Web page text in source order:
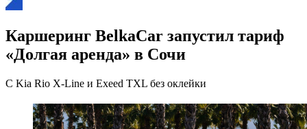
Каршеринг BelkaCar запустил тариф
«Долгая аренда» в Сочи
С Kia Rio X-Line и Exeed TXL без оклейки